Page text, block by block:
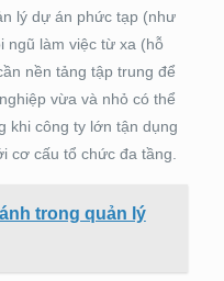
lý dự án phức tạp (như
ngũ làm việc từ xa (hỗ
nền tảng tập trung để
vừa và nhỏ có thể
khi công ty lớn tận dụng
cơ cấu tổ chức đa tầng.
trong quản lý